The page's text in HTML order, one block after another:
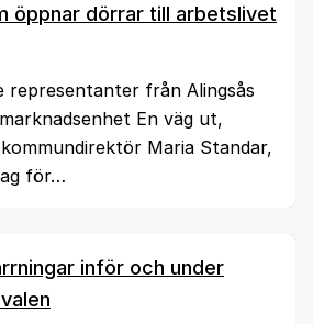
öppnar dörrar till arbetslivet
representanter från Alingsås
En väg ut,
Maria Standar,
för…
inför och under